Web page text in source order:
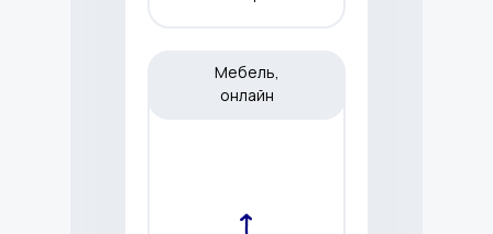
Мебель,
онлайн